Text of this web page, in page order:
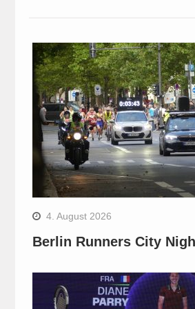
4. August 2026
Berlin Runners City